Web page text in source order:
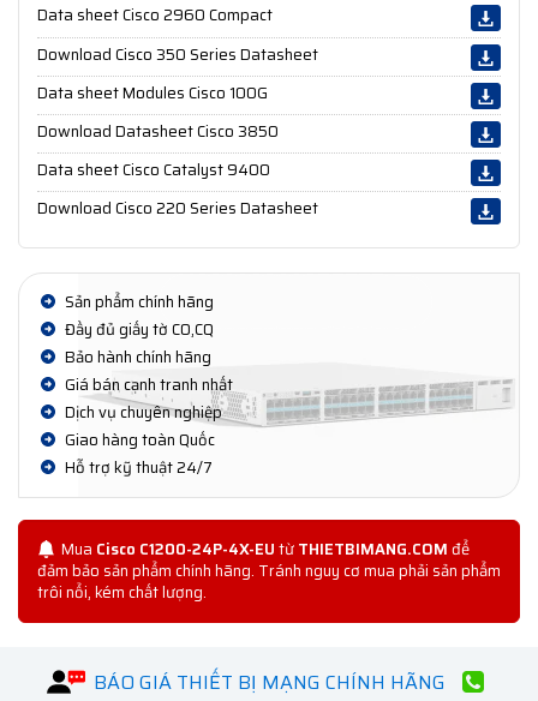
Data sheet Cisco 2960 Compact
Download Cisco 350 Series Datasheet
Data sheet Modules Cisco 100G
Download Datasheet Cisco 3850
Data sheet Cisco Catalyst 9400
Download Cisco 220 Series Datasheet
Sản phẩm chính hãng
Đầy đủ giấy tờ CO,CQ
Bảo hành chính hãng
Giá bán cạnh tranh nhất
Dịch vụ chuyên nghiệp
Giao hàng toàn Quốc
Hỗ trợ kỹ thuật 24/7
Mua Cisco C1200-24P-4X-EUtừTHIETBIMANG.COMđể
đảm bảo sản phẩm chính hãng. Tránh nguy cơ mua phải sản phẩm
trôi nổi, kém chất lượng.
BÁO GIÁ THIẾT BỊ MẠNG CHÍNH HÃNG